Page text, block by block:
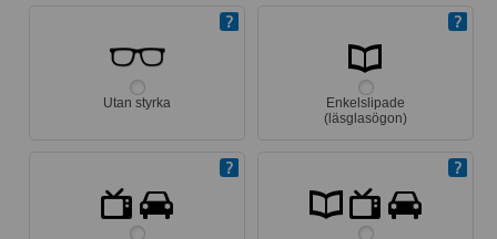
Utan styrka
Enkelslipade
(läsglasögon)